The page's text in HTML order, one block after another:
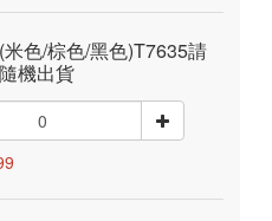
色/棕色/黑色)T7635請
機出貨